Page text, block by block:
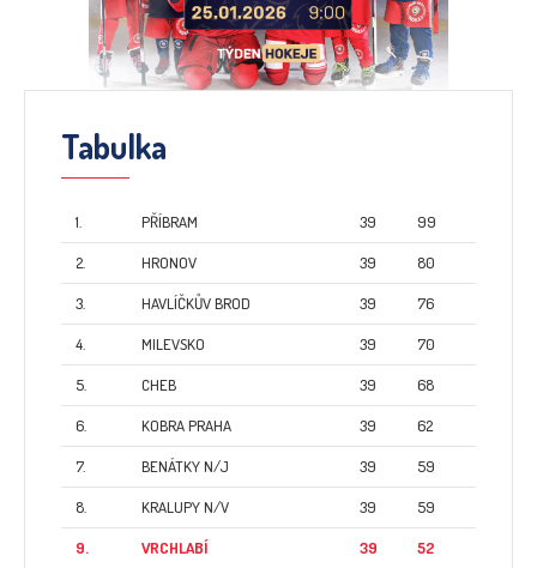
Tabulka
1. PŘÍBRAM 39 99
2. HRONOV 39 80
3. HAVLÍČKŮV BROD 39 76
4. MILEVSKO 39 70
5. CHEB 39 68
6. KOBRA PRAHA 39 62
7. BENÁTKY N/J 39 59
8. KRALUPY N/V 39 59
9. VRCHLABÍ 39 52